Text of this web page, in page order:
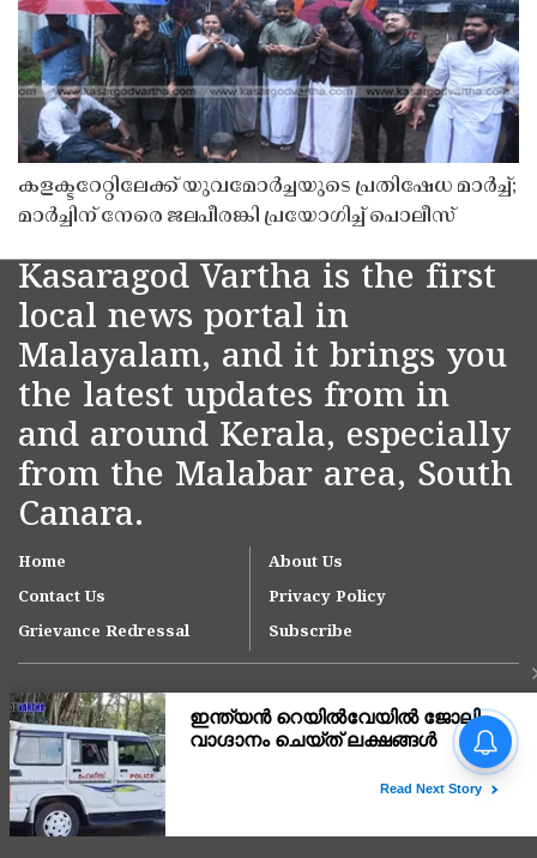
കളക്ടറേറ്റിലേക്ക് യുവമോർച്ചയുടെ പ്രതിഷേധ മാർച്ച്;
മാർച്ചിന് നേരെ ജലപീരങ്കി പ്രയോഗിച്ച് പൊലീസ്
Kasaragod Vartha is the first
local news portal in
Malayalam, and it brings you
the latest updates from in
and around Kerala, especially
from the Malabar area, South
Canara.
Home
About Us
Contact Us
Privacy Policy
Grievance Redressal
Subscribe
Copyright © 2007-
'ഫ്രണ്ട്' ട്രംപിന്റെ ചതി,
കബളിപ്പിക്കപ്പെടുന്നത്
ചുമത്താൻ അമേരിക്കൻ
പാസാക്കുമ്പോൾ ഏറ്റവും